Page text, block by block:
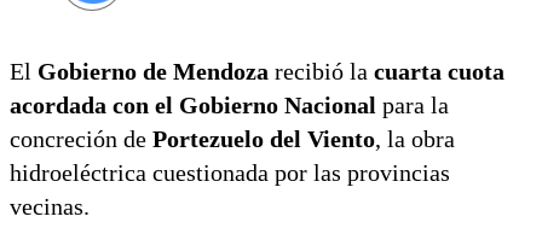
El Gobierno de Mendoza recibió la cuarta cuota
acordada con el Gobierno Nacional para la
concreción de Portezuelo del Viento, la obra
hidroeléctrica cuestionada por las provincias
vecinas.